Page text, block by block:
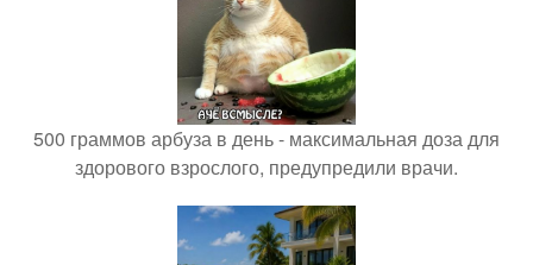
500 граммов арбуза в день - максимальная доза для
здорового взрослого, предупредили врачи.